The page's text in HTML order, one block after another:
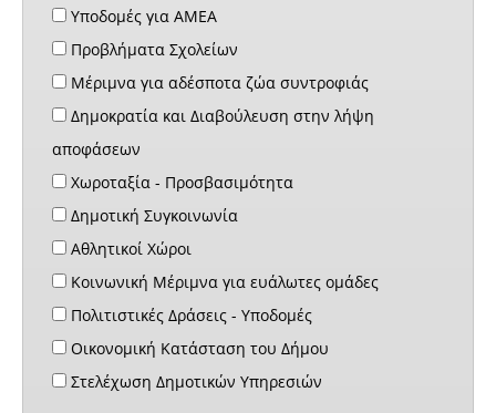
Υποδομές για ΑΜΕΑ
Προβλήματα Σχολείων
Μέριμνα για αδέσποτα ζώα συντροφιάς
Δημοκρατία και Διαβούλευση στην λήψη
αποφάσεων
Χωροταξία - Προσβασιμότητα
Δημοτική Συγκοινωνία
Αθλητικοί Χώροι
Κοινωνική Μέριμνα για ευάλωτες ομάδες
Πολιτιστικές Δράσεις - Υποδομές
Οικονομική Κατάσταση του Δήμου
Στελέχωση Δημοτικών Υπηρεσιών